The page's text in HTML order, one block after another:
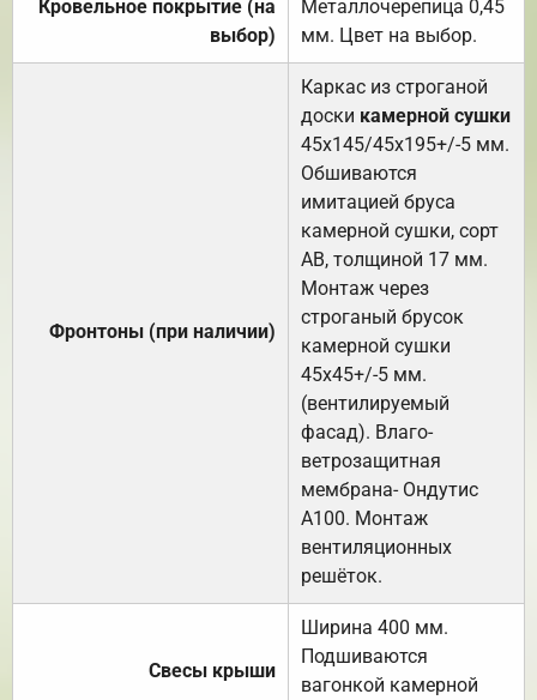
Кровельное покрытие (на
выбор)
Металлочерепица 0,45
мм. Цвет на выбор.
Фронтоны (при наличии)
Каркас из строганой
доски камерной сушки
45х145/45х195+/-5 мм.
Обшиваются
имитацией бруса
камерной сушки, сорт
АВ, толщиной 17 мм.
Монтаж через
строганый брусок
камерной сушки
45х45+/-5 мм.
(вентилируемый
фасад). Влаго-
ветрозащитная
мембрана- Ондутис
А100. Монтаж
вентиляционных
решёток.
Свесы крыши
Ширина 400 мм.
Подшиваются
вагонкой камерной